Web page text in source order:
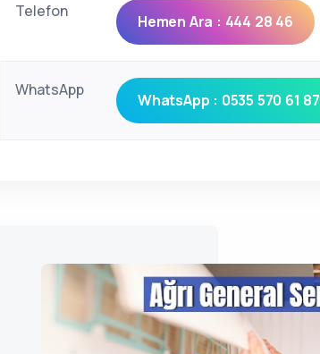
Telefon
Hemen Ara : 444 28 46
WhatsApp
WhatsApp : 0535 570 61 87